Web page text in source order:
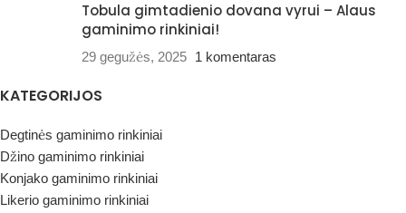
Tobula gimtadienio dovana vyrui – Alaus
gaminimo rinkiniai!
29 gegužės, 2025 1 komentaras
KATEGORIJOS
Degtinės gaminimo rinkiniai
Džino gaminimo rinkiniai
Konjako gaminimo rinkiniai
Likerio gaminimo rinkiniai